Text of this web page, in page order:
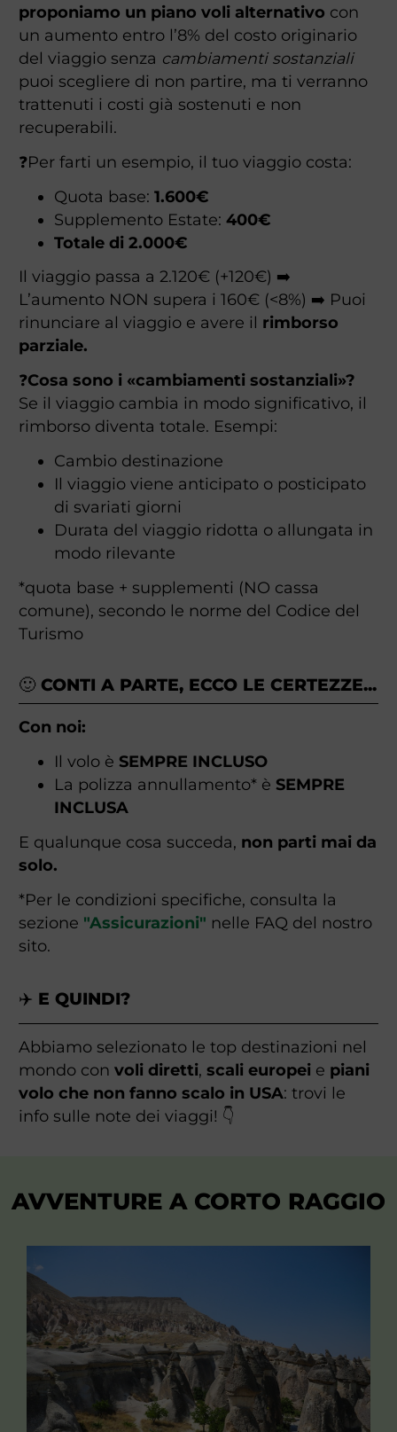
proponiamo un piano voli alternativo con
un aumento entro l’8% del costo originario
del viaggio senza cambiamenti sostanziali
puoi scegliere di non partire, ma ti verranno
trattenuti i costi già sostenuti e non
recuperabili.
❓Per farti un esempio, il tuo viaggio costa:
Quota base: 1.600€
Supplemento Estate: 400€
Totale di 2.000€
Il viaggio passa a 2.120€ (+120€) ➡️
L’aumento NON supera i 160€ (<8%) ➡️ Puoi
rinunciare al viaggio e avere il rimborso
parziale.
❓Cosa sono i «cambiamenti sostanziali»?
Se il viaggio cambia in modo significativo, il
rimborso diventa totale. Esempi:
Cambio destinazione
Il viaggio viene anticipato o posticipato
di svariati giorni
Durata del viaggio ridotta o allungata in
modo rilevante
*quota base + supplementi (NO cassa
comune), secondo le norme del Codice del
Turismo
🙂 CONTI A PARTE, ECCO LE CERTEZZE...
Con noi:
Il volo è SEMPRE INCLUSO
La polizza annullamento* è SEMPRE
INCLUSA
E qualunque cosa succeda, non parti mai da
solo.
*Per le condizioni specifiche, consulta la
sezione "Assicurazioni" nelle FAQ del nostro
sito.
✈️ E QUINDI?
Abbiamo selezionato le top destinazioni nel
mondo con voli diretti, scali europeie piani
volo che non fanno scalo in USA: trovi le
info sulle note dei viaggi! 👇
AVVENTURE A CORTO RAGGIO